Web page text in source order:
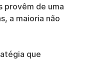
provêm de uma
a maioria não
que